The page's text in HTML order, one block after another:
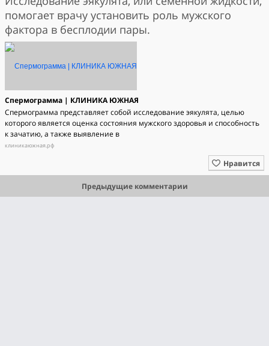
помогает врачу установить роль мужского
фактора в бесплодии пары.
Спермограмма | КЛИНИКА ЮЖНАЯ
Спермограмма представляет собой исследование эякулята, целью
которого является оценка состояния мужского здоровья и способность
к зачатию, а также выявление в
клиникаюжная.рф
Нравится
Предыдущие комментарии